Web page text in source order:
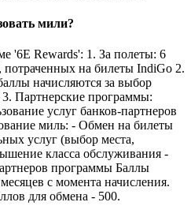
мили?
'6E Rewards': 1. За полеты: 6
на билеты IndiGo 2.
начисляются за выбор
3. Партнерские программы:
услуг банков-партнеров
миль: - Обмен на билеты
услуг (выбор места,
класса обслуживания -
программы Баллы
с момента начисления.
для обмена - 500.